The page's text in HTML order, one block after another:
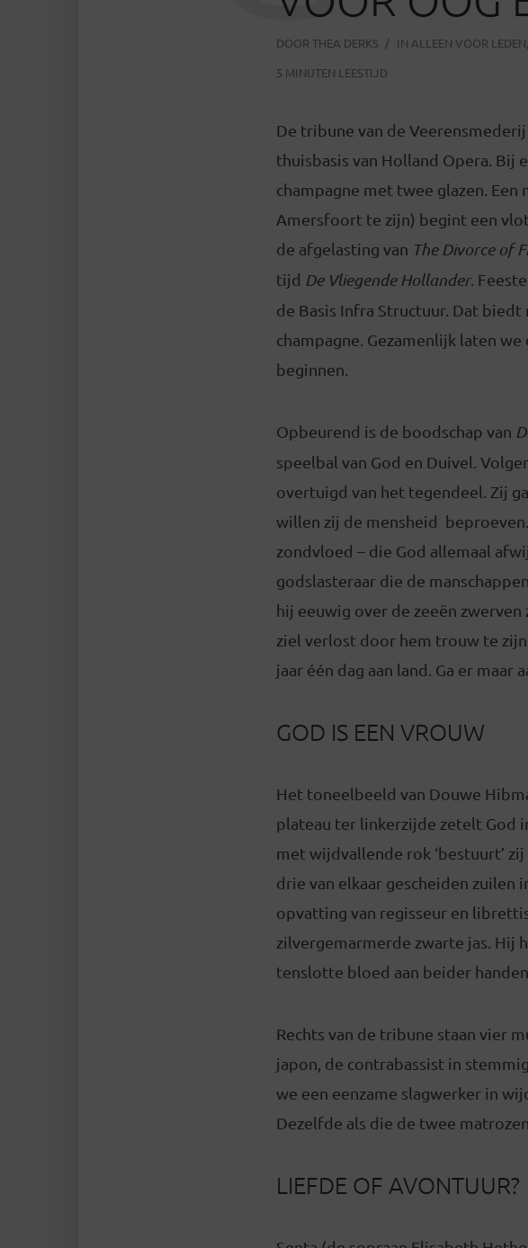
DOOR THEA DERKS IN ALLEEN VOOR LEDEN,
5 MINUTEN LEESTIJD
De tribune van de
thuisbasis van Holland Opera. Bij
champagne met twee glazen.
Amersfoort te zijn) begint een
de afgelasting van The Divorce of
tijd De Vliegende Hollander.
de Basis Infra Structuur. Dat
champagne. Gezamenlijk laten
beginnen.
Opbeurend is de boodschap van
speelbal van God en Duivel.
overtuigd van het tegendeel. Zij
willen zij de mensheid
zondvloed – die God allemaal
godslasteraar die de
hij eeuwig over de zeeën
ziel verlost door hem trouw te
jaar één dag aan land. Ga er maar
GOD IS EEN VROUW
Het toneelbeeld van Douwe
plateau ter linkerzijde zetelt God
met wijdvallende rok ‘bestuurt’
drie van elkaar gescheiden zuilen
opvatting van regisseur en
zilvergemarmerde zwarte jas. Hij
tenslotte bloed aan beider
Rechts van de tribune staan vier
japon, de contrabassist in
we een eenzame slagwerker in
Dezelfde als die de twee
LIEFDE OF AVONTUUR?